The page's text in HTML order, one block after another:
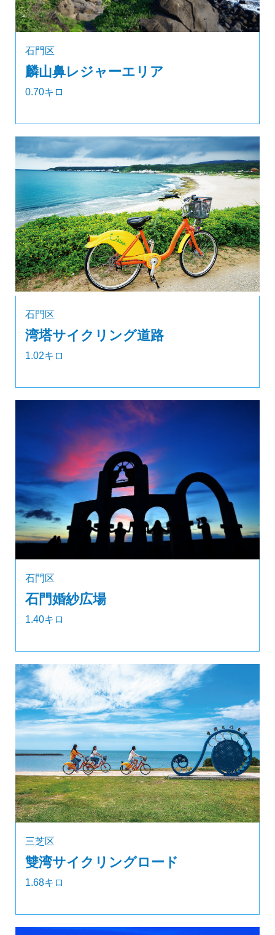
石門区
麟山鼻レジャーエリア
0.70キロ
石門区
湾塔サイクリング道路
1.02キロ
石門区
石門婚紗広場
1.40キロ
三芝区
雙湾サイクリングロード
1.68キロ